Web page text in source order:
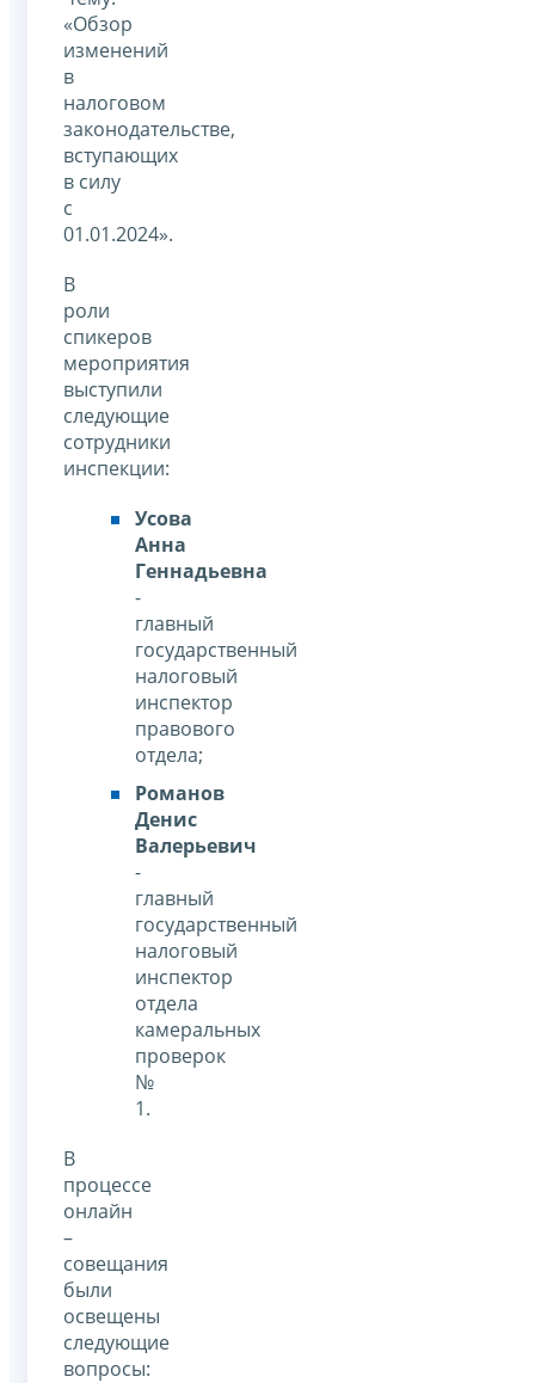
«Обзор
изменений
в
налоговом
законодательстве,
вступающих
в силу
с
01.01.2024».
В
роли
спикеров
мероприятия
выступили
следующие
сотрудники
инспекции:
Усова
Анна
Геннадьевна
-
главный
государственный
налоговый
инспектор
правового
отдела;
Романов
Денис
Валерьевич
-
главный
государственный
налоговый
инспектор
отдела
камеральных
проверок
№
1.
В
процессе
онлайн
–
совещания
были
освещены
следующие
вопросы: